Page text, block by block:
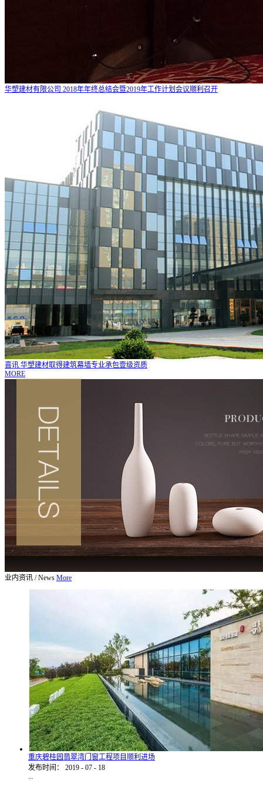
华塑建材有限公司 2018年年终总结会暨2019年工作计划会议顺利召开
喜讯 华塑建材取得建筑幕墙专业承包壹级资质
MORE
业内资讯 / News More
重庆碧桂园翡翠湾门窗工程项目顺利进场
发布时间：
2019 - 07 - 18
...